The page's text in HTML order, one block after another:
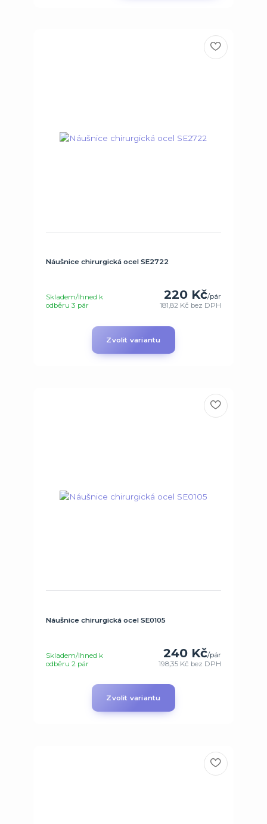
Náušnice chirurgická ocel SE2722
220 Kč/pár
181,82 Kč bez DPH
Skladem/Ihned k
odběru 3 pár
Zvolit variantu
Náušnice chirurgická ocel SE0105
240 Kč/pár
198,35 Kč bez DPH
Skladem/Ihned k
odběru 2 pár
Zvolit variantu